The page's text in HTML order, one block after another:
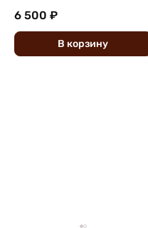
6 500 ₽
В корзину